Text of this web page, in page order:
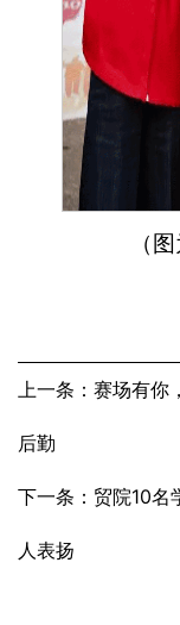
（
上一条：赛场有你
后勤
下一条：贸院10名
人表扬